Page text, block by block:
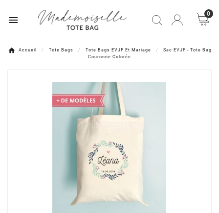

0
Accueil Tote Bags Tote Bags EVJF Et Mariage
Sac EVJF - Tote Bag
Couronne Colorée